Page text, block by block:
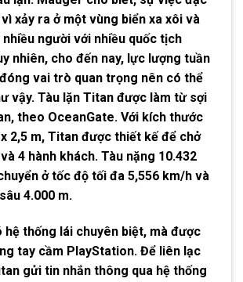
xảy ra ở một vùng biển xa xôi và
nhiều người với nhiều quốc tịch
nhiên, cho đến nay, lực lượng tuần
vai trò quan trọng nên có thể
vậy. Tàu lặn Titan được làm từ sợi
theo OceanGate. Với kích thước
x 2,5 m, Titan được thiết kế để chở
4 hành khách. Tàu nặng 10.432
ở tốc độ tối đa 5,556 km/h và
4.000 m.
hệ thống lái chuyên biệt, mà được
tay cầm PlayStation. Để liên lạc
gửi tin nhắn thông qua hệ thống